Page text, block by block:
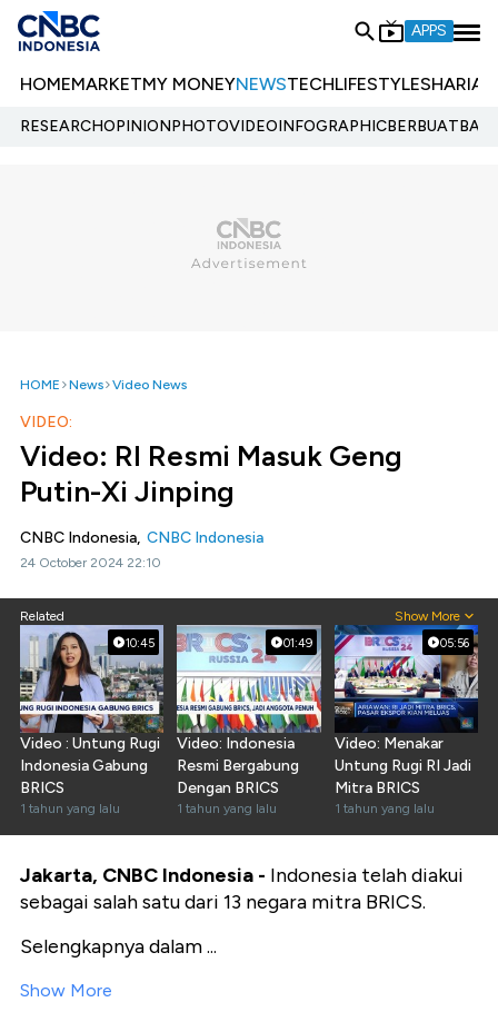
APPS
HOMEMARKETMY MONEYNEWSTECHLIFESTYLESHARIA
RESEARCHOPINIONPHOTOVIDEOINFOGRAPHIC
HOME News Video News
VIDEO:
Video: RI Resmi Masuk Geng
Putin-Xi Jinping
CNBC Indonesia, CNBC Indonesia
24 October 2024 22:10
Related Show More
10:45
Video : Untung Rugi
Indonesia Gabung
BRICS
1 tahun yang lalu
01:49
Video: Indonesia
Resmi Bergabung
Dengan BRICS
1 tahun yang lalu
05:56
Video: Menakar
Untung Rugi RI Jadi
Mitra BRICS
1 tahun yang lalu
Jakarta, CNBC Indonesia - Indonesia telah diakui
sebagai salah satu dari 13 negara mitra BRICS.
Selengkapnya dalam ...
Show More